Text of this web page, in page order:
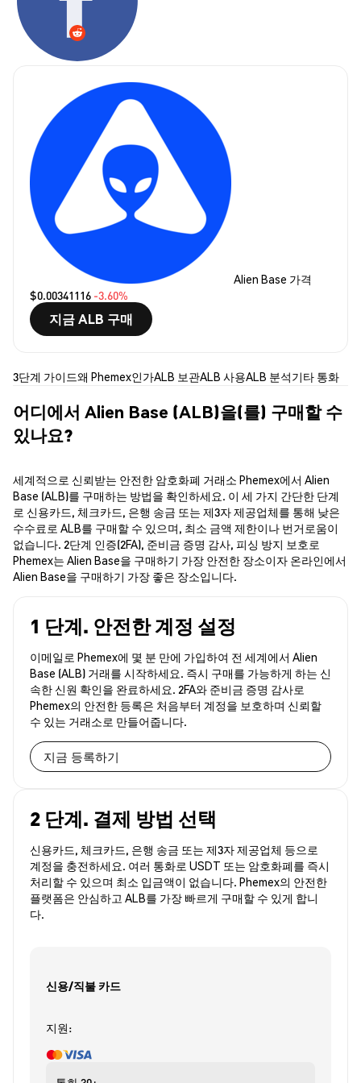
Alien Base 가격
$0.00341116 -3.60%
지금 ALB 구매
3단계 가이드왜 Phemex인가ALB 보관ALB 사용ALB 분석기타 통화
어디에서 Alien Base (ALB)을(를) 구매할 수
있나요?
세계적으로 신뢰받는 안전한 암호화폐 거래소 Phemex에서 Alien
Base (ALB)를 구매하는 방법을 확인하세요. 이 세 가지 간단한 단계
로 신용카드, 체크카드, 은행 송금 또는 제3자 제공업체를 통해 낮은
수수료로 ALB를 구매할 수 있으며, 최소 금액 제한이나 번거로움이
없습니다. 2단계 인증(2FA), 준비금 증명 감사, 피싱 방지 보호로
Phemex는 Alien Base을 구매하기 가장 안전한 장소이자 온라인에서
Alien Base을 구매하기 가장 좋은 장소입니다.
1 단계. 안전한 계정 설정
이메일로 Phemex에 몇 분 만에 가입하여 전 세계에서 Alien
Base (ALB) 거래를 시작하세요. 즉시 구매를 가능하게 하는 신
속한 신원 확인을 완료하세요. 2FA와 준비금 증명 감사로
Phemex의 안전한 등록은 처음부터 계정을 보호하며 신뢰할
수 있는 거래소로 만들어줍니다.
지금 등록하기
2 단계. 결제 방법 선택
신용카드, 체크카드, 은행 송금 또는 제3자 제공업체 등으로
계정을 충전하세요. 여러 통화로 USDT 또는 암호화폐를 즉시
처리할 수 있으며 최소 입금액이 없습니다. Phemex의 안전한
플랫폼은 안심하고 ALB를 가장 빠르게 구매할 수 있게 합니
다.
신용/직불 카드
지원: